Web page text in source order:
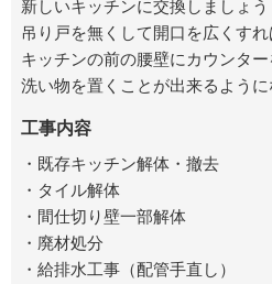
新しいキッチンに交換しましょう
吊り戸を無くして開口を広くす
キッチンの前の腰壁にカウンタ
洗い物を置くことが出来るように
工事内容
・既存キッチン解体・撤去
・タイル解体
・間仕切り壁一部解体
・廃材処分
・給排水工事（配管手直し）